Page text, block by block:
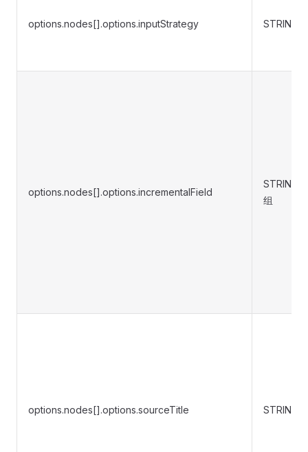
options.nodes[].options.inputStrategy STRING
options.nodes[].options.incrementalField
STRING
组
options.nodes[].options.sourceTitle STRING